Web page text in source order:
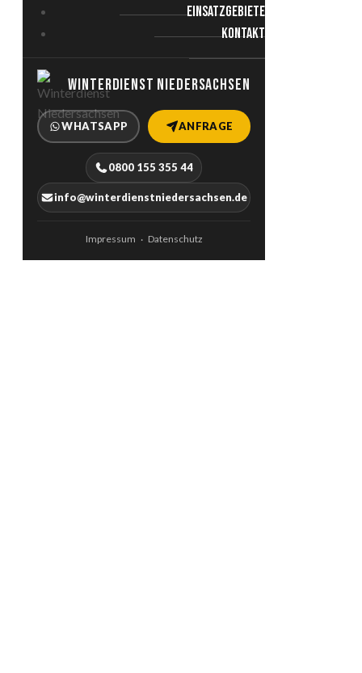
EINSATZGEBIETE
KONTAKT
WINTERDIENST NIEDERSACHSEN
WHATSAPP ANFRAGE
0800 155 355 44
info@winterdienstniedersachsen.de
Impressum · Datenschutz